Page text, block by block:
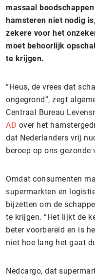
massaal
hamsteren niet nodig
zekere voor het
moet behoorlijk
te krijgen.
“Heus, de vrees dat
ongegrond”, zegt
Centraal Bureau
AD over het
dat Nederlanders vrij
beroep op ons gezonde
Omdat consumenten
supermarkten en
bijzetten om de
te krijgen. “Het lijkt de
beter voorbereid en is
niet hoe lang het gaat
Nedcargo, dat